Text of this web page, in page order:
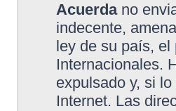
Acuerdano
indecente,
ley de su país,
Internacionales.
expulsado y, si
Internet. Las